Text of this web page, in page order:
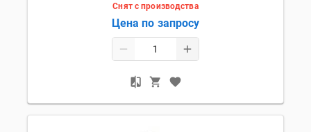
Снят с производства
Цена по запросу